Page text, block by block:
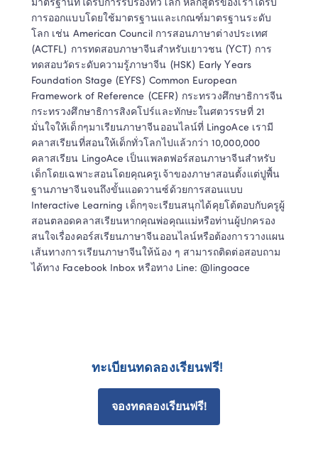
มาตรฐานที่ได้รับการรับรองทั่วโลก หลักสูตรของเราได้รับ
การออกแบบโดยใช้มาตรฐานและเกณฑ์มาตรฐานระดับ
โลก เช่น American Council การสอนภาษาต่างประเทศ
(ACTFL) การทดสอบภาษาจีนสำหรับเยาวชน (YCT) การ
ทดสอบวัดระดับความรู้ภาษาจีน (HSK) Early Years
Foundation Stage (EYFS) Common European
Framework of Reference (CEFR) กระทรวงศึกษาธิการจีน
กระทรวงศึกษาธิการสิงคโปร์และทักษะในศตวรรษที่ 21
มั่นใจให้เด็กๆมาเรียนภาษาจีนออนไลน์ที่ LingoAce เรามี
คลาสเรียนที่สอนให้เด็กทั่วโลกไปแล้วกว่า 10,000,000
คลาสเรียน LingoAce เป็นแพลตฟอร์สอนภาษาจีนสำหรับ
เด็กโดยเฉพาะสอนโดยคุณครูเจ้าของภาษาสอนตั้งแต่ปูพื้น
ฐานภาษาจีนจนถึงขั้นแอดวานซ์ด้วยการสอนแบบ
Interactive Learning เด็กๆจะเรียนสนุกได้คุยโต้ตอบกับครูผู้
สอนตลอดคลาสเรียนหากคุณพ่อคุณแม่หรือท่านผู้ปกครอง
สนใจเรื่องคอร์สเรียนภาษาจีนออนไลน์หรือต้องการวางแผน
เส้นทางการเรียนภาษาจีนให้น้อง ๆ สามารถติดต่อสอบถาม
ได้ทาง Facebook Inbox หรือทาง Line: @lingoace
ทะเบียนทดลองเรียนฟรี!
จองทดลองเรียนฟรี!